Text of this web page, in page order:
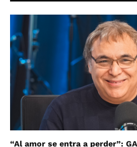
“Al amor se entra a perder”: